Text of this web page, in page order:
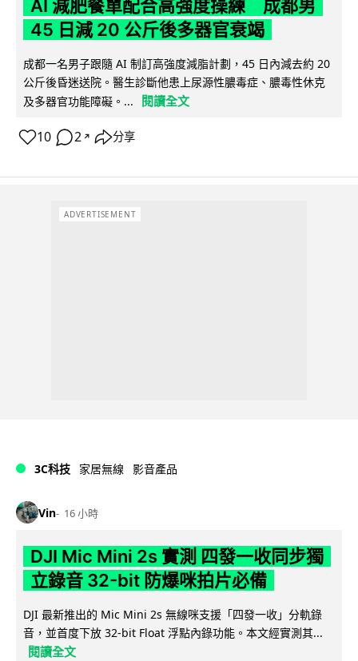
AI 減肥餐單配合高強度操練 成都男
45 日減 20 公斤後多器官衰竭
成都一名男子跟隨 AI 制訂高強度減脂計劃，45 日內減去約 20
公斤後昏迷送院。醫生診斷他患上尿源性膿毒症、膿毒性休克
及多器官功能障礙。...
閱讀全文
10 2 ↗ 分享
ADVERTISEMENT
3C科技 家居無線 影音產品
Vin 16 小時
DJI Mic Mini 2s 實測 四發一收同步獨
立錄音 32-bit 防爆咪拍片必備
DJI 最新推出的 Mic Mini 2s 無線咪支援「四發一收」分軌錄
音，並首度下放 32-bit Float 浮點內錄功能。本文經實測其...
閱讀全文